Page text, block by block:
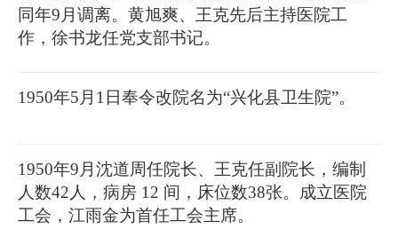
同年9月调离。黄旭爽、王克先后主持医院工
作，徐书龙任党支部书记。
1950年5月1日奉令改院名为“兴化县卫生院”。
1950年9月沈道周任院长、王克任副院长，编制
人数42人，病房 12 间，床位数38张。成立医院
工会，江雨金为首任工会主席。